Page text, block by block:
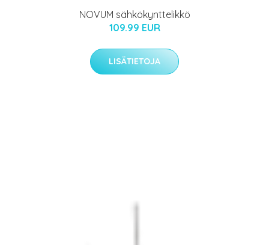
NOVUM sähkökynttelikkö
109.99 EUR
LISÄTIETOJA